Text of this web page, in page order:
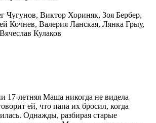
Виктор Хориняк, Зоя Бербер,
Кочнев, Валерия Ланская, Лянка Грыу,
Кулаков
17-летняя Маша никогда не видела
ей, что папа их бросил, когда
Однажды, разбирая старые